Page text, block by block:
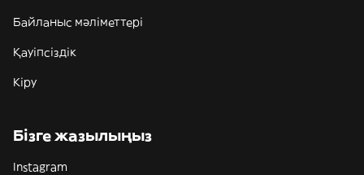
Байланыс мәліметтері
Қауіпсіздік
Кіру
Бізге жазылыңыз
Instagram